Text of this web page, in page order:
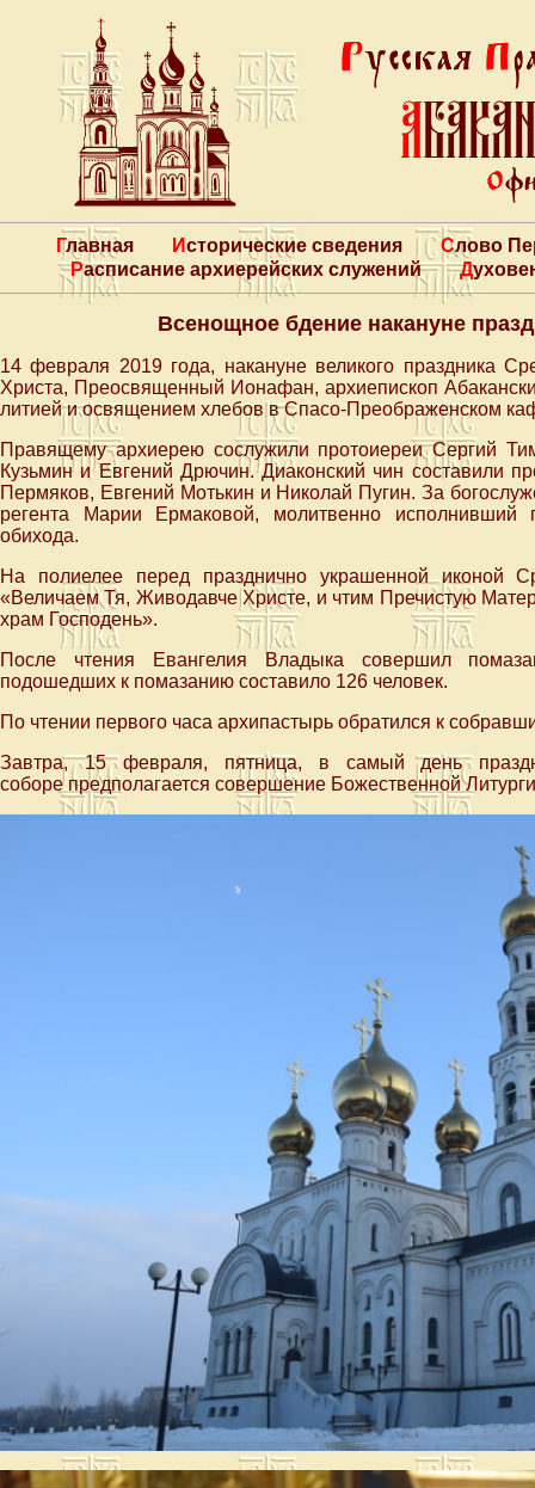
Главная Исторические сведения
Слово
Расписание архиерейских служений
Всенощное бдение накануне
14 февраля 2019 года, накануне великого праздника
Христа, Преосвященный Ионафан, архиепископ
литией и освящением хлебов в Спасо-Преображенском
Правящему архиерею сослужили протоиереи Сергий
Кузьмин и Евгений Дрючин. Диаконский чин составили
Пермяков, Евгений Мотькин и Николай Пугин. За
регента Марии Ермаковой, молитвенно исполнивший
обихода.
На полиелее перед празднично украшенной иконой
«Величаем Тя, Живодавче Христе, и чтим Пречистую
храм Господень».
После чтения Евангелия Владыка совершил
подошедших к помазанию составило 126 человек.
По чтении первого часа архипастырь обратился к
Завтра, 15 февраля, пятница, в самый день
соборе предполагается совершение Божественной